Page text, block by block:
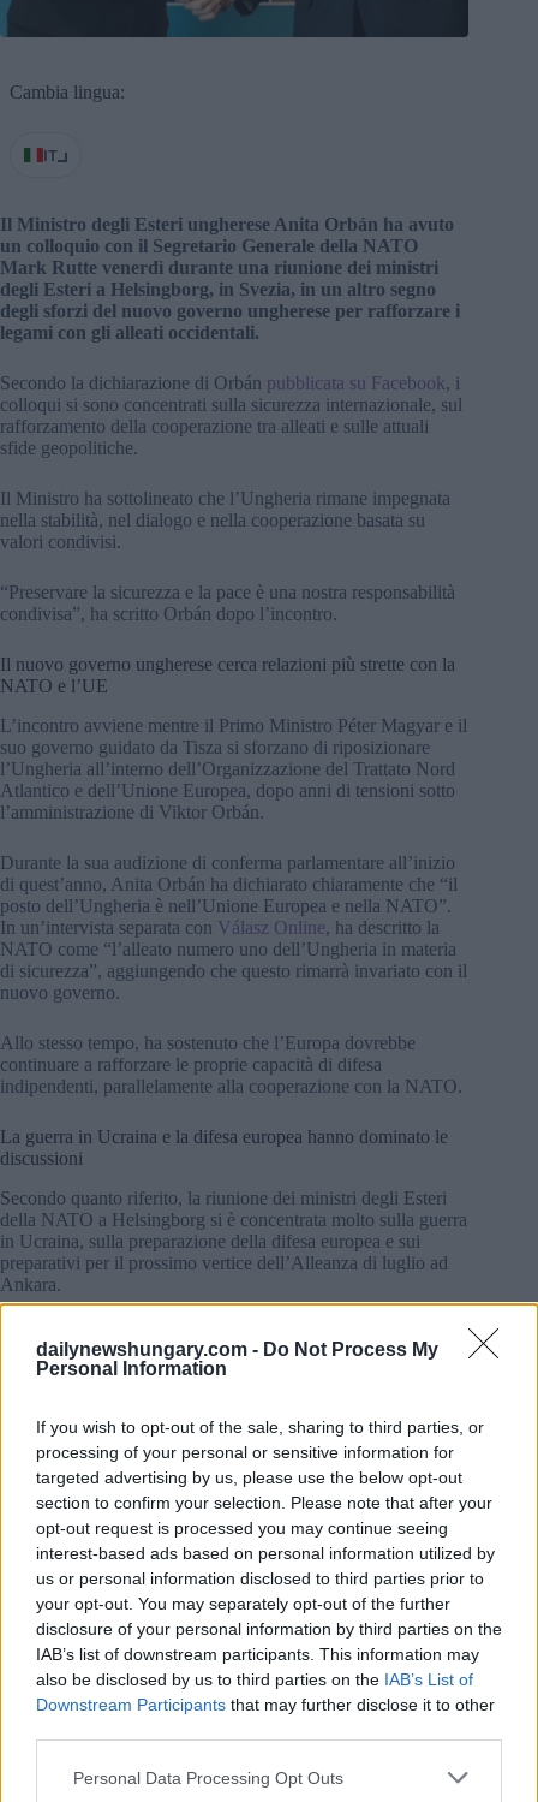
dailynewshungary.com - Do Not Process My
Personal Information
If you wish to opt-out of the sale, sharing to third parties, or
processing of your personal or sensitive information for
targeted advertising by us, please use the below opt-out
section to confirm your selection. Please note that after your
opt-out request is processed you may continue seeing
interest-based ads based on personal information utilized by
us or personal information disclosed to third parties prior to
your opt-out. You may separately opt-out of the further
disclosure of your personal information by third parties on the
IAB’s list of downstream participants. This information may
also be disclosed by us to third parties on the IAB’s List of
Downstream Participants that may further disclose it to other
Please note that this website/app uses one or more Google
Personal Data Processing Opt Outs
Cambia lingua:
IT
Il Ministro degli Esteri ungherese Anita Orbán ha avuto
un colloquio con il Segretario Generale della NATO
Mark Rutte venerdì durante una riunione dei ministri
degli Esteri a Helsingborg, in Svezia, in un altro segno
degli sforzi del nuovo governo ungherese per rafforzare i
legami con gli alleati occidentali.
Secondo la dichiarazione di Orbán pubblicata su Facebook, i
colloqui si sono concentrati sulla sicurezza internazionale, sul
rafforzamento della cooperazione tra alleati e sulle attuali
sfide geopolitiche.
Il Ministro ha sottolineato che l’Ungheria rimane impegnata
nella stabilità, nel dialogo e nella cooperazione basata su
valori condivisi.
“Preservare la sicurezza e la pace è una nostra responsabilità
condivisa”, ha scritto Orbán dopo l’incontro.
Il nuovo governo ungherese cerca relazioni più strette con la
NATO e l’UE
L’incontro avviene mentre il Primo Ministro Péter Magyar e il
suo governo guidato da Tisza si sforzano di riposizionare
l’Ungheria all’interno dell’Organizzazione del Trattato Nord
Atlantico e dell’Unione Europea, dopo anni di tensioni sotto
l’amministrazione di Viktor Orbán.
Durante la sua audizione di conferma parlamentare all’inizio
di quest’anno, Anita Orbán ha dichiarato chiaramente che “il
posto dell’Ungheria è nell’Unione Europea e nella NATO”.
In un’intervista separata con Válasz Online, ha descritto la
NATO come “l’alleato numero uno dell’Ungheria in materia
di sicurezza”, aggiungendo che questo rimarrà invariato con il
nuovo governo.
Allo stesso tempo, ha sostenuto che l’Europa dovrebbe
continuare a rafforzare le proprie capacità di difesa
indipendenti, parallelamente alla cooperazione con la NATO.
La guerra in Ucraina e la difesa europea hanno dominato le
discussioni
Secondo quanto riferito, la riunione dei ministri degli Esteri
della NATO a Helsingborg si è concentrata molto sulla guerra
in Ucraina, sulla preparazione della difesa europea e sui
preparativi per il prossimo vertice dell’Alleanza di luglio ad
Ankara.
vi sono l’aumento della spesa per la difesa tra gli Stati
membri, l’espansione della capacità dell’industria della difesa
all’Ucraina.
Negli ultimi giorni, Mark Rutte ha ripetutamente sostenuto
che i Paesi europei devono assumere un ruolo maggiore nel
sostenere le capacità di difesa della NATO in un contesto di
crescente incertezza geopolitica.